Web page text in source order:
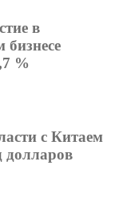
в
бизнесе
%
с Китаем
долларов